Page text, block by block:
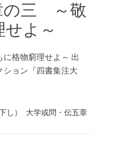
の三 ～敬
せよ～
に格物窮理せよ～ 出
ション『四書集注大
し） 大学或問・伝五章